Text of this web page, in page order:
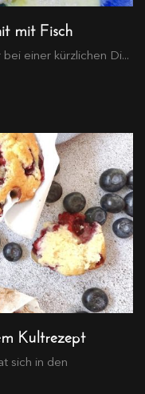
mit Fisch
einer kürzlichen Di...
Kultrezept
sich in den